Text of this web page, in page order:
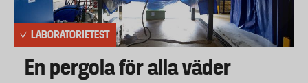
LABORATORIETEST
En pergola för alla väder